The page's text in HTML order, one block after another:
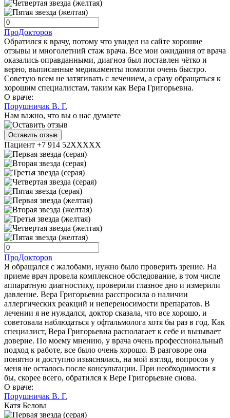
ПроДокторов
Обратился к врачу, потому что увидел на сайте хорошие
отзывы и многолетний стаж врача. Все мои ожидания от врача
оказались оправданными, диагноз был поставлен чётко и
верно, выписанные медикаменты помогли очень быстро.
Советую всем не затягивать с лечением, а сразу обращаться к
хорошим специалистам, таким как Вера Григорьевна.
О враче:
Порушничак В. Г.
Нам важно, что вы о нас думаете
Оставить отзыв
Пациент +7 914 52XXXXX
ПроДокторов
Я обращался с жалобами, нужно было проверить зрение. На
приеме врач провела комплексное обследование, в том числе
аппаратную диагностику, проверили глазное дно и измерили
давление. Вера Григорьевна расспросила о наличии
аллергических реакций и непереносимости препаратов. В
лечении я не нуждался, доктор сказала, что все хорошо, и
советовала наблюдаться у офтальмолога хотя бы раз в год. Как
специалист, Вера Григорьевна располагает к себе и вызывает
доверие. По моему мнению, у врача очень профессиональный
подход к работе, все было очень хорошо. В разговоре она
понятно и доступно изъяснялась, на мой взгляд, вопросов у
меня не осталось после консультации. При необходимости я
бы, скорее всего, обратился к Вере Григорьевне снова.
О враче:
Порушничак В. Г.
Катя Белова